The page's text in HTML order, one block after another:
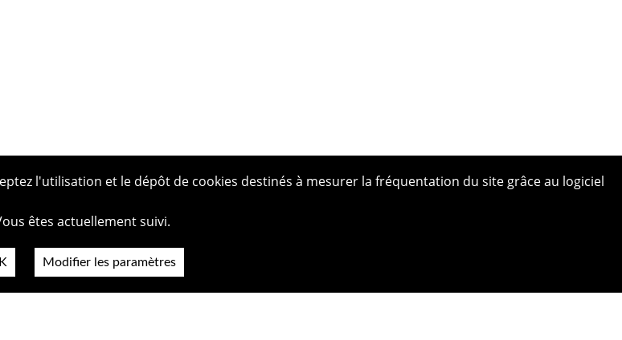
l'utilisation et le dépôt de cookies destinés à mesurer la fréquentation du site grâce au logiciel
êtes actuellement suivi.
Modifier les paramètres